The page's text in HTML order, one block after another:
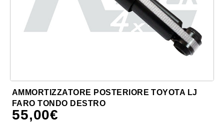
AMMORTIZZATORE POSTERIORE TOYOTA LJ
FARO TONDO DESTRO
55,00€